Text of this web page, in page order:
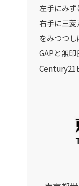
左手にみ
右手に三
をみつつ
GAPと無
Century21